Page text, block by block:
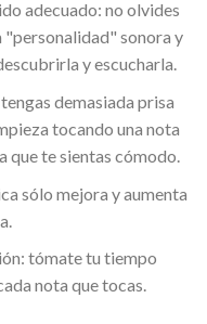
adecuado: no olvides
"personalidad" sonora y
y escucharla.
demasiada prisa
tocando una nota
que te sientas cómodo.
sólo mejora y aumenta
tómate tu tiempo
nota que tocas.